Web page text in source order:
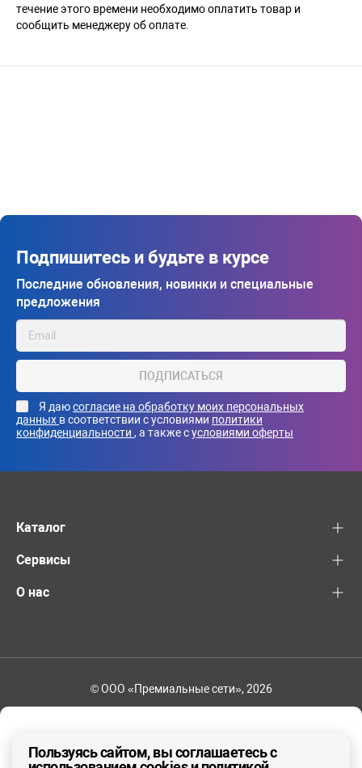
течение этого времени необходимо оплатить товар и
сообщить менеджеру об оплате.
Подпишитесь и будьте в курсе
Последние обновления, новинки и специальные
предложения
ПОДПИСАТЬСЯ
Я даюсогласие на обработку моих персональных
данных в соответствии с условиями политики
конфиденциальности , а также сусловиями оферты
Каталог
Сервисы
О нас
© ООО «Премиальные сети», 2026
Пользуясь сайтом, вы соглашаетесь с